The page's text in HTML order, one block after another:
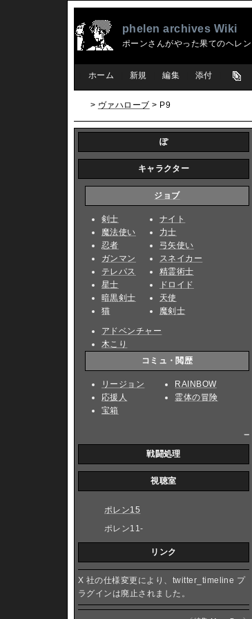
phelen archives Wiki
ポーンさんがやった果てのヘレン
ホーム 新規 編集 添付
> ヴァハローブ > P9
ぽ
キャラクター
ジョブ
剣士
魔法使い
忍者
ガンマン
テレパス
星士
暗黒剣士
猫
ナイト
力士
弓矢使い
スネイカー
精霊術士
ドロイド
天使
魔剣士
アドベンチャー
木こり
コミュ・閲歴
リージョン
応援人
宝箱
RAINBOW
霊体の冒険
戦闘処理
視聴室
ポレン15
ポレン11-
リンク
X 社の仕様変更により、twitter_timeline プ
ラグインは廃止されました。